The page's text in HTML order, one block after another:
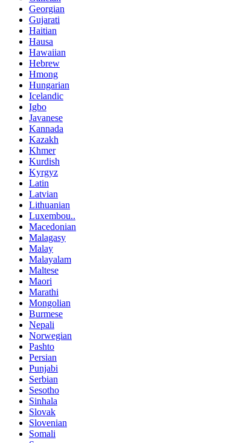
Georgian
Gujarati
Haitian
Hausa
Hawaiian
Hebrew
Hmong
Hungarian
Icelandic
Igbo
Javanese
Kannada
Kazakh
Khmer
Kurdish
Kyrgyz
Latin
Latvian
Lithuanian
Luxembou..
Macedonian
Malagasy
Malay
Malayalam
Maltese
Maori
Marathi
Mongolian
Burmese
Nepali
Norwegian
Pashto
Persian
Punjabi
Serbian
Sesotho
Sinhala
Slovak
Slovenian
Somali